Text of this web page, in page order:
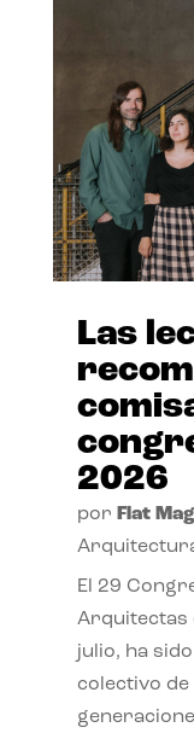
Las
2026
por Flat
El 29
Arquitectas
julio, ha
colectivo